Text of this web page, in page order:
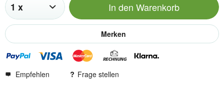
In den Warenkorb
Merken
Empfehlen Frage stellen